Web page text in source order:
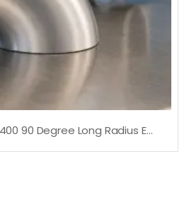
ASTM B366 Monel 400 90 Degree Long Radius Elbow